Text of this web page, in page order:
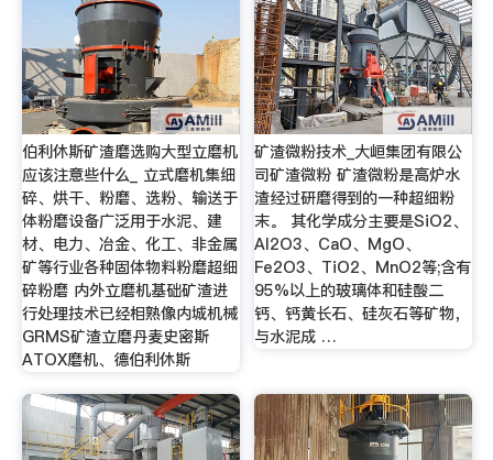
伯利休斯矿渣磨选购大型立磨机
应该注意些什么_ 立式磨机集细
碎、烘干、粉磨、选粉、输送于
体粉磨设备广泛用于水泥、建
材、电力、冶金、化工、非金属
矿等行业各种固体物料粉磨超细
碎粉磨 内外立磨机基础矿渣进
行处理技术已经相熟像内城机械
GRMS矿渣立磨丹麦史密斯
ATOX磨机、德伯利休斯
矿渣微粉技术_大峘集团有限公
司矿渣微粉 矿渣微粉是高炉水
渣经过研磨得到的一种超细粉
末。 其化学成分主要是SiO2、
Al2O3、CaO、MgO、
Fe2O3、TiO2、MnO2等;含有
95%以上的玻璃体和硅酸二
钙、钙黄长石、硅灰石等矿物，
与水泥成 …